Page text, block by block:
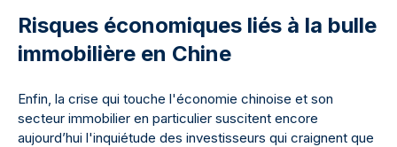
Risques économiques liés à la bulle
immobilière en Chine
Enfin, la crise qui touche l'économie chinoise et son
secteur immobilier en particulier suscitent encore
aujourd’hui l'inquiétude des investisseurs qui craignent que